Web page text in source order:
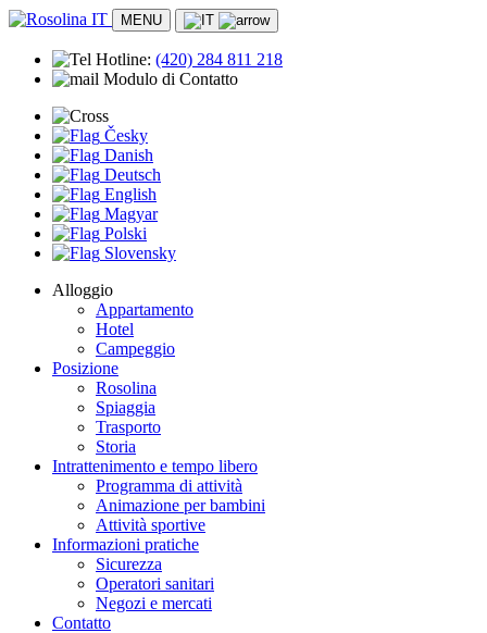
MENU
Hotline: (420) 284 811 218
Modulo di Contatto
Česky
Danish
Deutsch
English
Magyar
Polski
Slovensky
Alloggio
Appartamento
Hotel
Campeggio
Posizione
Rosolina
Spiaggia
Trasporto
Storia
Intrattenimento e tempo libero
Programma di attività
Animazione per bambini
Attività sportive
Informazioni pratiche
Sicurezza
Operatori sanitari
Negozi e mercati
Contatto